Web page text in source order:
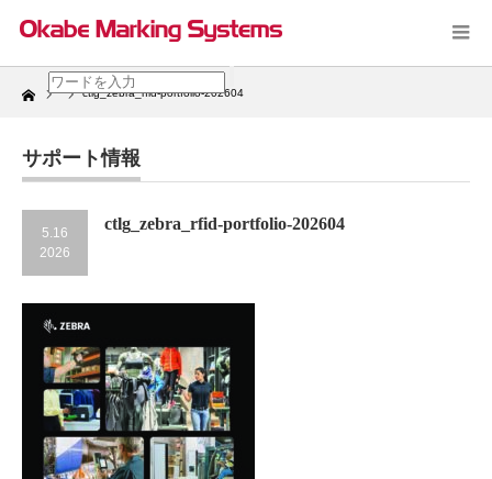
Home ctlg_zebra_rfid-portfolio-202604
サポート情報
5.16
2026
ctlg_zebra_rfid-portfolio-202604